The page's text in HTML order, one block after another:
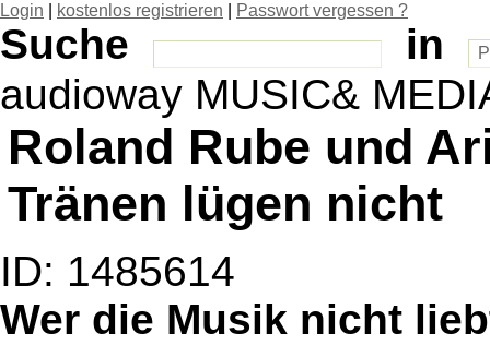
Login kostenlos registrieren Passwort vergessen ?
Suche
in
audioway MUSIC&
Roland Rube und
Tränen lügen nicht
ID: 1485614
Wer die Musik nicht